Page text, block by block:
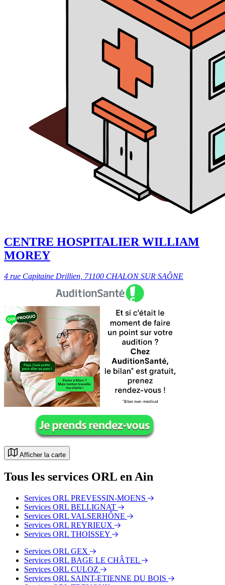
CENTRE HOSPITALIER WILLIAM
MOREY
4 rue Capitaine Drillien, 71100 CHALON SUR SAÔNE
Afficher la carte
Tous les services ORL en Ain
Services ORL PREVESSIN-MOENS
Services ORL BELLIGNAT
Services ORL VALSERHÔNE
Services ORL REYRIEUX
Services ORL THOISSEY
Services ORL GEX
Services ORL BAGE LE CHÂTEL
Services ORL CULOZ
Services ORL SAINT-ETIENNE DU BOIS